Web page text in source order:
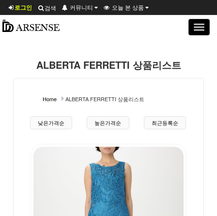
로그인 검색 커뮤니티 오늘 본 상품
Toggle
ALBERTA FERRETTI 상품리스트
Home ALBERTA FERRETTI 상품리스트
상품 정렬낮은가격순 높은가격순 최근등록순